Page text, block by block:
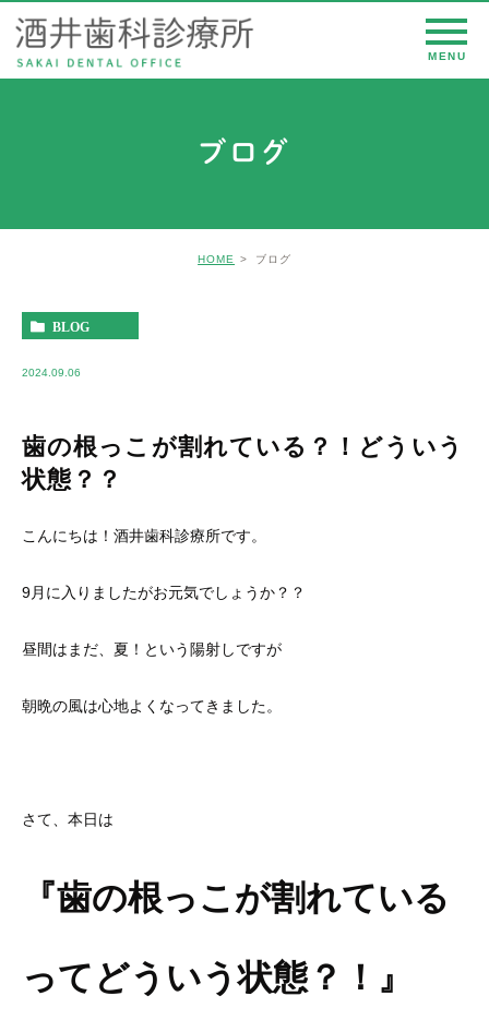
ブログ
HOME ブログ
BLOG
2024.09.06
歯の根っこが割れている？！どういう
状態？？
こんにちは！酒井歯科診療所です。
9月に入りましたがお元気でしょうか？？
昼間はまだ、夏！という陽射しですが
朝晩の風は心地よくなってきました。
さて、本日は
『歯の根っこが割れている
ってどういう状態？！』